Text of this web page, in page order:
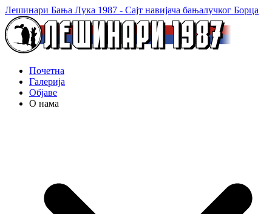
Лешинари Бања Лука 1987 - Сајт навијача бањалучког Борца
Почетна
Галерија
Објаве
О нама